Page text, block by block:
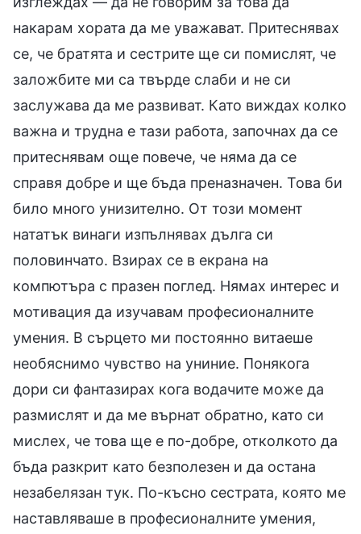
накарам хората да ме уважават. Притеснявах
се, че братята и сестрите ще си помислят, че
заложбите ми са твърде слаби и не си
заслужава да ме развиват. Като виждах колко
важна и трудна е тази работа, започнах да се
притеснявам още повече, че няма да се
справя добре и ще бъда преназначен. Това би
било много унизително. От този момент
нататък винаги изпълнявах дълга си
половинчато. Взирах се в екрана на
компютъра с празен поглед. Нямах интерес и
мотивация да изучавам професионалните
умения. В сърцето ми постоянно витаеше
необяснимо чувство на униние. Понякога
дори си фантазирах кога водачите може да
размислят и да ме върнат обратно, като си
мислех, че това ще е по-добре, отколкото да
бъда разкрит като безполезен и да остана
незабелязан тук. По-късно сестрата, която ме
наставляваше в професионалните умения,